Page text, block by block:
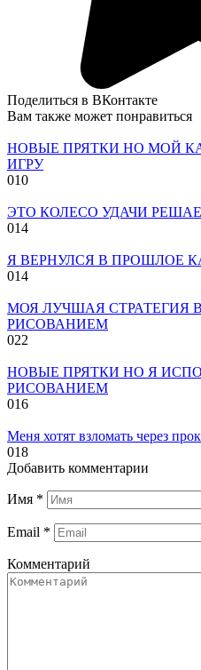
Поделиться в ВКонтакте
Вам также может понравиться
НОВЫЕ ПРЯТКИ НО МОЙ
ИГРУ
010
ЭТО КОЛЕСО УДАЧИ
014
Я ВЕРНУЛСЯ В ПРОШЛОЕ
014
МОЯ ЛУЧШАЯ СТРАТЕГИЯ
РИСОВАНИЕМ
022
НОВЫЕ ПРЯТКИ НО Я
РИСОВАНИЕМ
016
Меня хотят взломать через
018
Добавить комментарии
Имя *
Email *
Комментарий